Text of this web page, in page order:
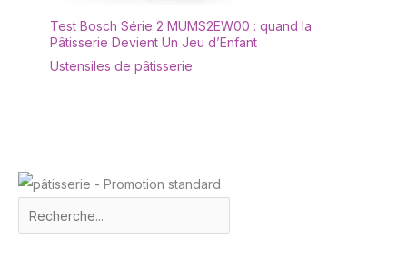
Test Bosch Série 2 MUMS2EW00 : quand la
Pâtisserie Devient Un Jeu d’Enfant
Ustensiles de pâtisserie